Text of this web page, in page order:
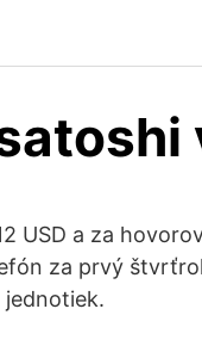
USD a za
za prvý
jednotiek.